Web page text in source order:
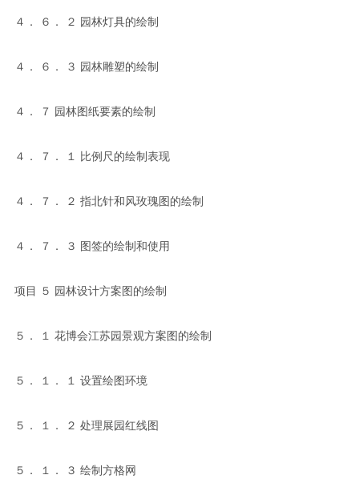
４． ６． ２ 园林灯具的绘制
４． ６． ３ 园林雕塑的绘制
４． ７ 园林图纸要素的绘制
４． ７． １ 比例尺的绘制表现
４． ７． ２ 指北针和风玫瑰图的绘制
４． ７． ３ 图签的绘制和使用
项目 ５ 园林设计方案图的绘制
５． １ 花博会江苏园景观方案图的绘制
５． １． １ 设置绘图环境
５． １． ２ 处理展园红线图
５． １． ３ 绘制方格网